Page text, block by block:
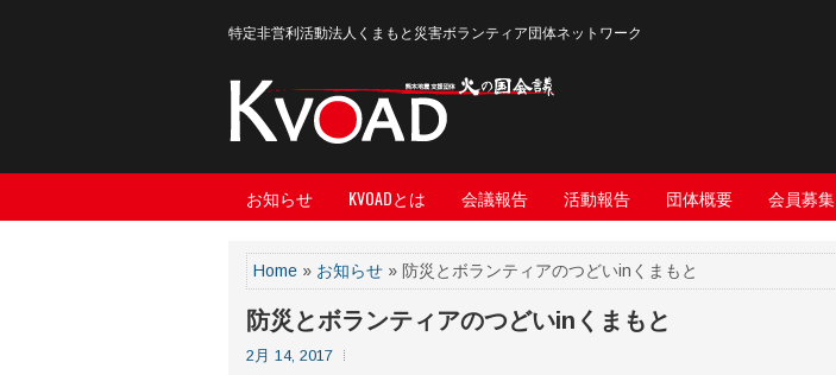
特定非営利活動法人くまもと災害ボランティア団体ネットワーク
お知らせ KVOADとは 会議報告 活動報告 団体概要 会員募集
Home » お知らせ » 防災とボランティアのつどいinくまもと
防災とボランティアのつどいinくまもと
2月 14, 2017